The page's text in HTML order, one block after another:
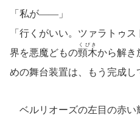
「私が――」
「行くがいい。ツァラトゥ
界を悪魔どもの頸木
くびき
から解き
めの舞台装置は、もう完成し
ベルリオーズの左目の赤い